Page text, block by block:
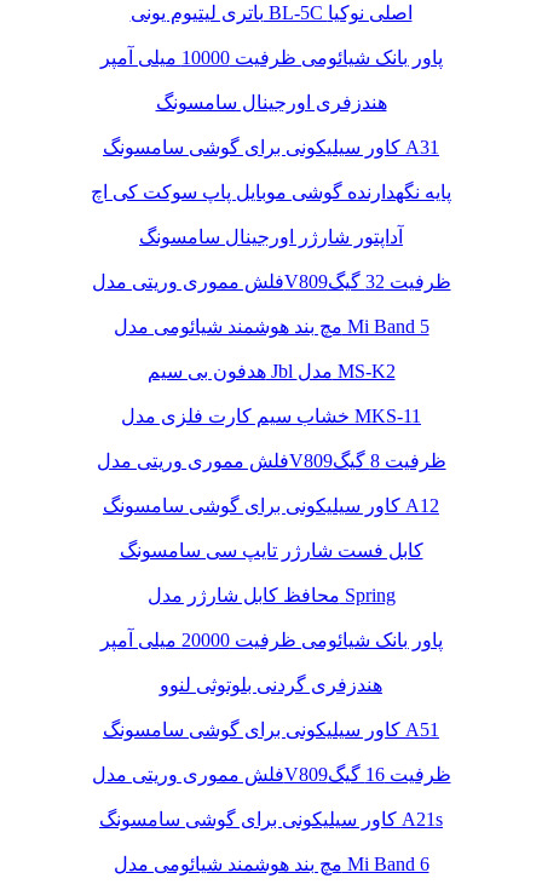
باتری لیتیوم یونی BL-5C اصلی نوکیا
پاور بانک شیائومی ظرفیت 10000 میلی آمپر
هندزفری اورجینال سامسونگ
کاور سیلیکونی برای گوشی سامسونگ A31
پایه نگهدارنده گوشی موبایل پاپ سوکت کی اچ
آداپتور شارژر اورجینال سامسونگ
فلش مموری وریتی مدلV809ظرفیت 32 گیگ
مچ بند هوشمند شیائومی مدل Mi Band 5
هدفون بی سیم Jbl مدل MS-K2
خشاب سیم کارت فلزی مدل MKS-11
فلش مموری وریتی مدلV809ظرفیت 8 گیگ
کاور سیلیکونی برای گوشی سامسونگ A12
کابل فست شارژر تایپ سی سامسونگ
محافظ کابل شارژر مدل Spring
پاور بانک شیائومی ظرفیت 20000 میلی آمپر
هندزفری گردنی بلوتوثی لنوو
کاور سیلیکونی برای گوشی سامسونگ A51
فلش مموری وریتی مدلV809ظرفیت 16 گیگ
کاور سیلیکونی برای گوشی سامسونگ A21s
مچ بند هوشمند شیائومی مدل Mi Band 6